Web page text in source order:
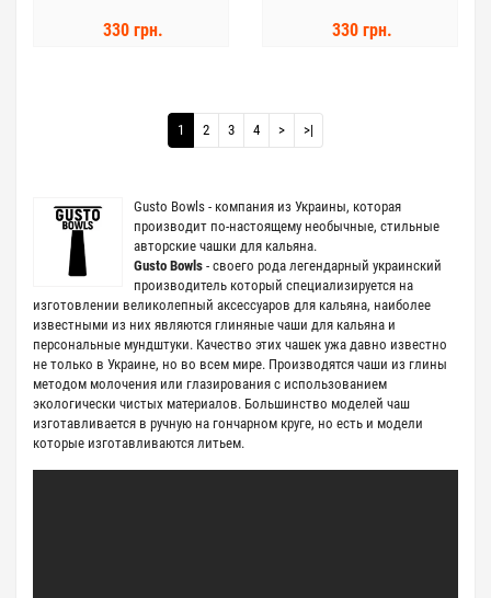
330 грн. 330 грн.
1 2 3 4 > >|
Gusto Bowls - компания из Украины, которая
производит по-настоящему необычные, стильные
авторские чашки для кальяна.
Gusto Bowls - своего рода легендарный украинский
производитель который специализируется на
изготовлении великолепный аксессуаров для кальяна, наиболее
известными из них являются глиняные чаши для кальяна и
персональные мундштуки. Качество этих чашек ужа давно известно
не только в Украине, но во всем мире. Производятся чаши из глины
методом молочения или глазирования с использованием
экологически чистых материалов. Большинство моделей чаш
изготавливается в ручную на гончарном круге, но есть и модели
которые изготавливаются литьем.